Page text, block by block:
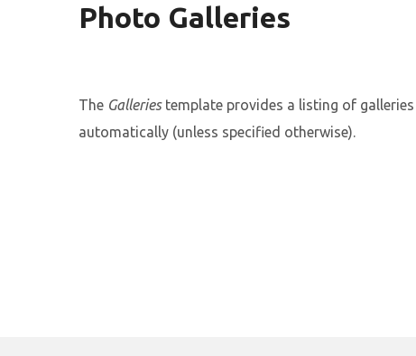
Photo Galleries
The Galleriestemplate provides a listing of galleries
automatically (unless specified otherwise).